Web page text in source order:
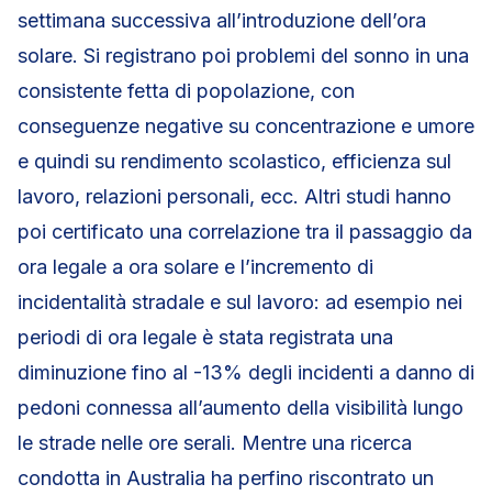
settimana successiva all’introduzione dell’ora
solare. Si registrano poi problemi del sonno in una
consistente fetta di popolazione, con
conseguenze negative su concentrazione e umore
e quindi su rendimento scolastico, efficienza sul
lavoro, relazioni personali, ecc. Altri studi hanno
poi certificato una correlazione tra il passaggio da
ora legale a ora solare e l’incremento di
incidentalità stradale e sul lavoro: ad esempio nei
periodi di ora legale è stata registrata una
diminuzione fino al -13% degli incidenti a danno di
pedoni connessa all’aumento della visibilità lungo
le strade nelle ore serali. Mentre una ricerca
condotta in Australia ha perfino riscontrato un